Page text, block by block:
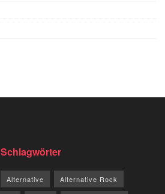
Schlagwörter
Alternative Alternative Rock